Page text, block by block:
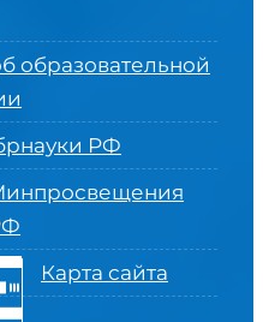
образовательной
РФ
Карта сайта